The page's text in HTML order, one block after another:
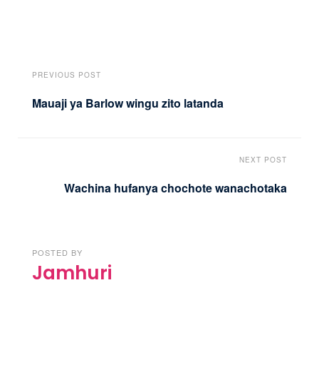
PREVIOUS POST
Mauaji ya Barlow wingu zito latanda
NEXT POST
Wachina hufanya chochote wanachotaka
POSTED BY
Jamhuri